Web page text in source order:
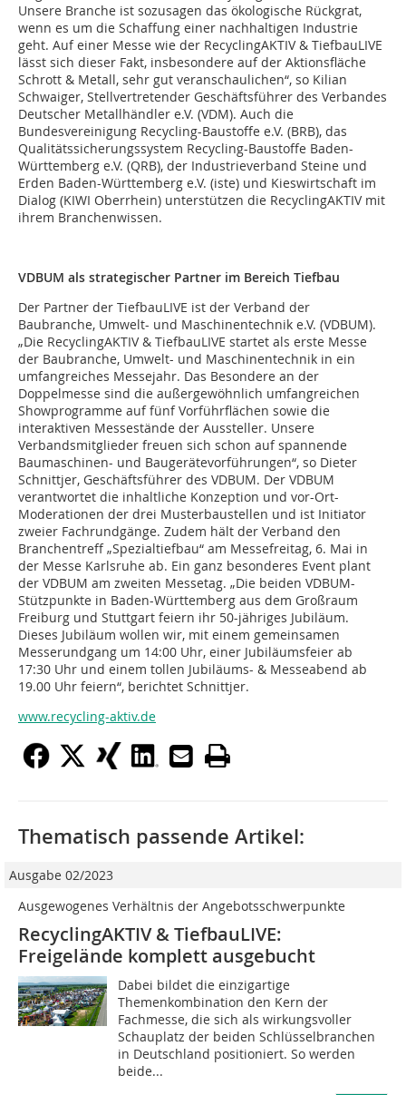
Unsere Branche ist sozusagen das ökologische Rückgrat,
wenn es um die Schaffung einer nachhaltigen Industrie
geht. Auf einer Messe wie der RecyclingAKTIV & TiefbauLIVE
lässt sich dieser Fakt, insbesondere auf der Aktionsfläche
Schrott & Metall, sehr gut veranschaulichen“, so Kilian
Schwaiger, Stellvertretender Geschäftsführer des Verbandes
Deutscher Metallhändler e.V. (VDM). Auch die
Bundesvereinigung Recycling-Baustoffe e.V. (BRB), das
Qualitätssicherungssystem Recycling-Baustoffe Baden-
Württemberg e.V. (QRB), der Industrieverband Steine und
Erden Baden-Württemberg e.V. (iste) und Kieswirtschaft im
Dialog (KIWI Oberrhein) unterstützen die RecyclingAKTIV mit
ihrem Branchenwissen.
VDBUM als strategischer Partner im Bereich Tiefbau
Der Partner der TiefbauLIVE ist der Verband der
Baubranche, Umwelt- und Maschinentechnik e.V. (VDBUM).
„Die RecyclingAKTIV & TiefbauLIVE startet als erste Messe
der Baubranche, Umwelt- und Maschinentechnik in ein
umfangreiches Messejahr. Das Besondere an der
Doppelmesse sind die außergewöhnlich umfangreichen
Showprogramme auf fünf Vorführflächen sowie die
interaktiven Messestände der Aussteller. Unsere
Verbandsmitglieder freuen sich schon auf spannende
Baumaschinen- und Baugerätevorführungen“, so Dieter
Schnittjer, Geschäftsführer des VDBUM. Der VDBUM
verantwortet die inhaltliche Konzeption und vor-Ort-
Moderationen der drei Musterbaustellen und ist Initiator
zweier Fachrundgänge. Zudem hält der Verband den
Branchentreff „Spezialtiefbau“ am Messefreitag, 6. Mai in
der Messe Karlsruhe ab. Ein ganz besonderes Event plant
der VDBUM am zweiten Messetag. „Die beiden VDBUM-
Stützpunkte in Baden-Württemberg aus dem Großraum
Freiburg und Stuttgart feiern ihr 50-jähriges Jubiläum.
Dieses Jubiläum wollen wir, mit einem gemeinsamen
Messerundgang um 14:00 Uhr, einer Jubiläumsfeier ab
17:30 Uhr und einem tollen Jubiläums- & Messeabend ab
19.00 Uhr feiern“, berichtet Schnittjer.
www.recycling-aktiv.de
Thematisch passende Artikel:
Ausgabe 02/2023
Ausgewogenes Verhältnis der Angebotsschwerpunkte
RecyclingAKTIV & TiefbauLIVE:
Freigelände komplett ausgebucht
Dabei bildet die einzigartige
Themenkombination den Kern der
Fachmesse, die sich als wirkungsvoller
Schauplatz der beiden Schlüsselbranchen
in Deutschland positioniert. So werden
beide...